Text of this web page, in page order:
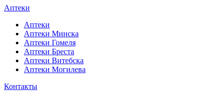
Аптеки
Аптеки
Аптеки Минска
Аптеки Гомеля
Аптеки Бреста
Аптеки Витебска
Аптеки Могилева
Контакты